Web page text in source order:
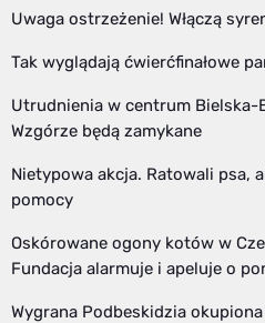
Uwaga ostrzeżenie! Włączą
Tak wyglądają ćwierćfinałowe
Utrudnienia w centrum Bielska-
Wzgórze będą zamykane
Nietypowa akcja. Ratowali psa,
pomocy
Oskórowane ogony kotów w
Fundacja alarmuje i apeluje o
Wygrana Podbeskidzia